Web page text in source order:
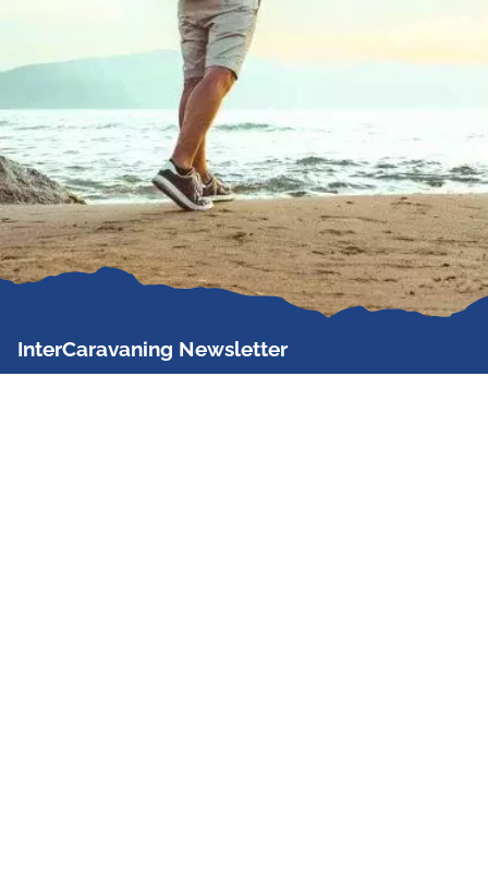
InterCaravaning Newsletter